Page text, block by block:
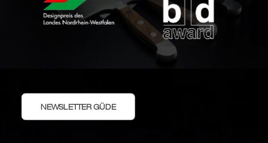
NEWSLETTER GÜDE